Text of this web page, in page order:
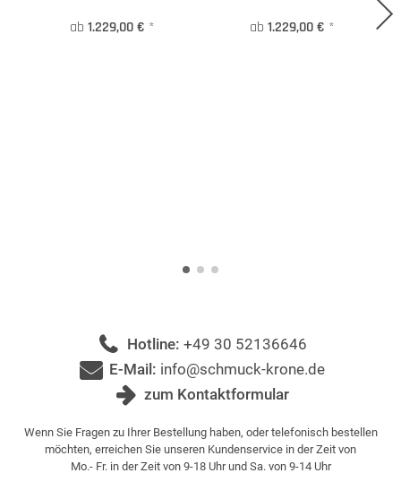
ab 1.229,00 € * ab 1.229,00 € *
Hotline: +49 30 52136646
E-Mail: info@schmuck-krone.de
zum Kontaktformular
Wenn Sie Fragen zu Ihrer Bestellung haben, oder telefonisch bestellen
möchten, erreichen Sie unseren Kundenservice in der Zeit von
Mo.- Fr. in der Zeit von 9-18 Uhr und Sa. von 9-14 Uhr